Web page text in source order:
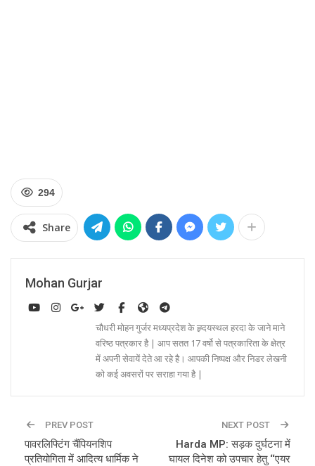
294
Share
Mohan Gurjar
चौधरी मोहन गुर्जर मध्यप्रदेश के ह्र्दयस्थल हरदा के जाने माने
वरिष्ठ पत्रकार है | आप सतत 17 वर्षो से पत्रकारिता के क्षेत्र
में अपनी सेवायें देते आ रहे है। आपकी निष्पक्ष और निडर लेखनी
को कई अवसरों पर सराहा गया है |
PREV POST
पावरलिफ्टिंग चैंपियनशिप
प्रतियोगिता में आदित्य धार्मिक ने
NEXT POST
Harda MP: सड़क दुर्घटना में
घायल दिनेश को उपचार हेतु ‘‘एयर